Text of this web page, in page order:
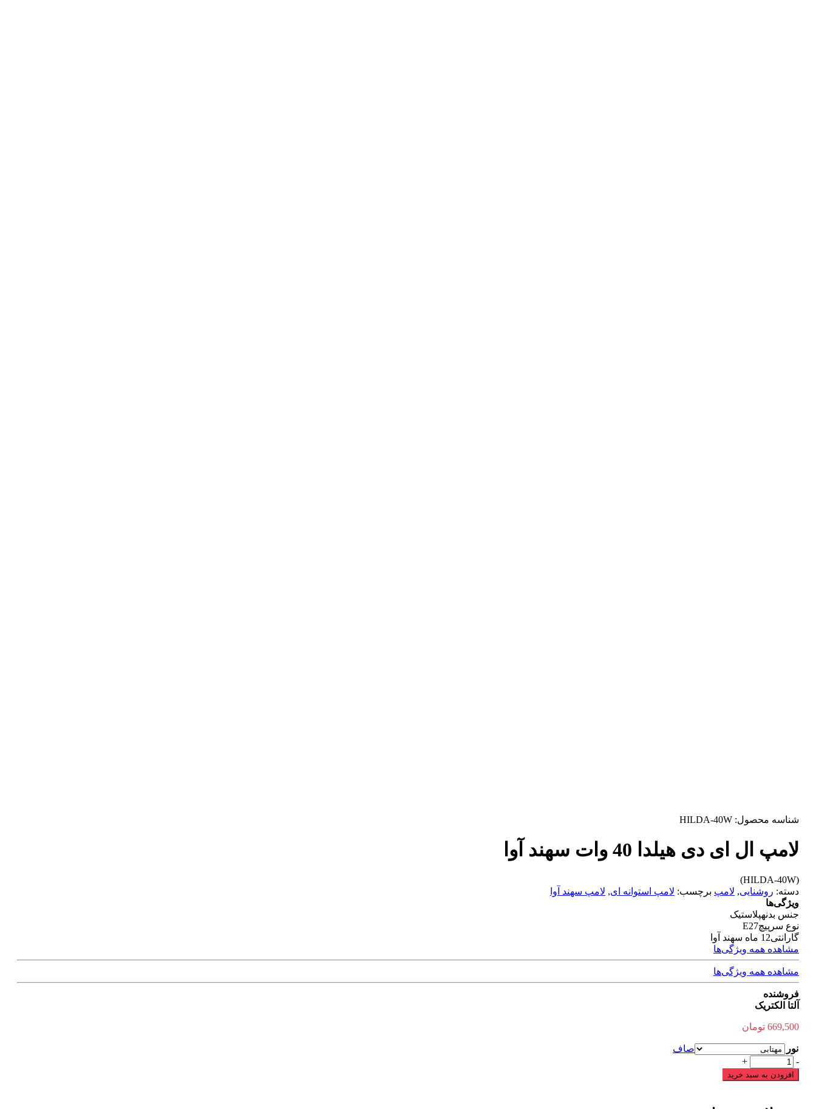
شناسه محصول: HILDA-40W
لامپ ال ای دی هیلدا 40 وات سهند آوا
(HILDA-40W)
دسته: روشنایی, لامپ برچسب: لامپ استوانه ای, لامپ سهند آوا
ویژگی‌ها
جنس بدنهپلاستیک
نوع سرپیچE27
گارانتی12 ماه سهند آوا
مشاهده همه ویژگی‌ها
مشاهده همه ویژگی‌ها
فروشنده
آلتا الکتریک
669,500 تومان
نور
صاف
لامپ
ال
ای
-
+
افزودن به سبد خرید